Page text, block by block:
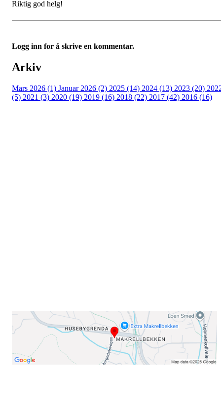
Riktig god helg!
Logg inn for å skrive en kommentar.
Arkiv
Mars 2026 (1) Januar 2026 (2) 2025 (14) 2024 (13) 2023 (20)
(5) 2021 (3) 2020 (19) 2019 (16) 2018 (22) 2017 (42) 2016 (16)